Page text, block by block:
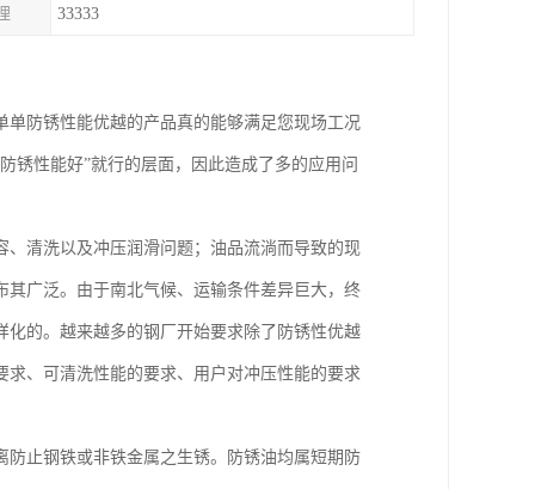
33333
防锈性能优越的产品真的能够满足您现场工况
锈性能好”就行的层面，因此造成了多的应用问
清洗以及冲压润滑问题；油品流淌而导致的现
广泛。由于南北气候、运输条件差异巨大，终
的。越来越多的钢厂开始要求除了防锈性优越
、可清洗性能的要求、用户对冲压性能的要求
止钢铁或非铁金属之生锈。防锈油均属短期防